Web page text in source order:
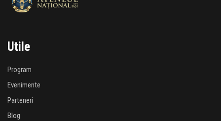
Utile
Program
Evenimente
Parteneri
Blog